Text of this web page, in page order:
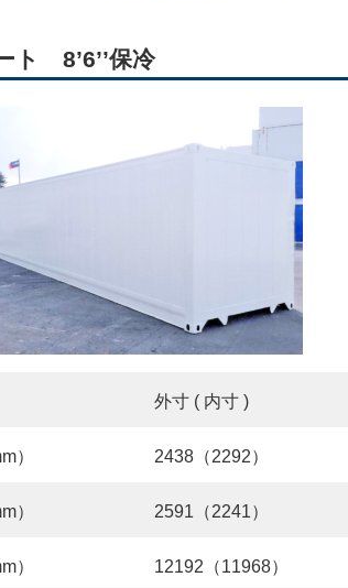
ト 8’6’’保冷
外寸 ( 内寸 )
） 2438（2292）
） 2591（2241）
） 12192（11968）